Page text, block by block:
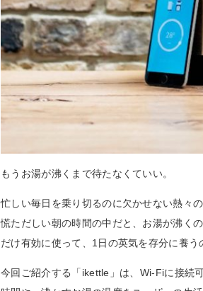
もうお湯が沸くまで待たなくていい。
忙しい毎日を乗り切るのに欠かせない熱々
慌ただしい朝の時間の中だと、お湯が沸く
だけ有効に使って、1日の英気を存分に養
今回ご紹介する「ikettle」は、Wi-Fiに接続